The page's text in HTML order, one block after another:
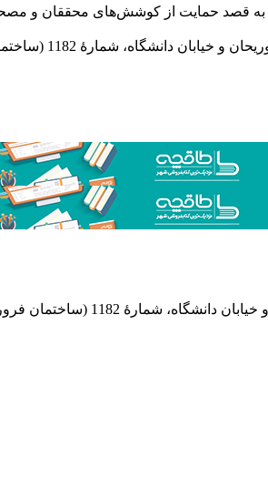
پژوهشی میراث مكتوب در سال 1372 ش به قصد حمایت
شمارۀ 1182 (ساختمان فروردین)، طبقۀ دوم
عمومی مؤسسه پژوهی میراث مکتوب؛ صندوق پستی: 569-13185